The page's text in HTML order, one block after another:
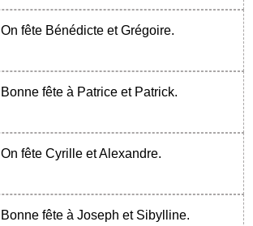
On fête Bénédicte et Grégoire.
Bonne fête à Patrice et Patrick.
On fête Cyrille et Alexandre.
Bonne fête à Joseph et Sibylline.